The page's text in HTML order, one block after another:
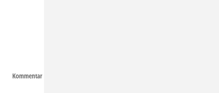
Kommentar Nicole Weinhold | Kommentar Nicole Weinhold